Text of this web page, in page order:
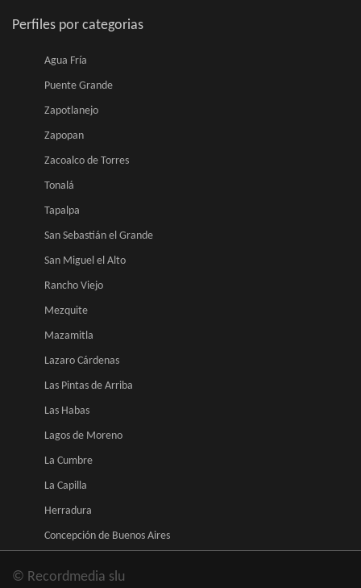
Perfiles por categorias
Agua Fría
Puente Grande
Zapotlanejo
Zapopan
Zacoalco de Torres
Tonalá
Tapalpa
San Sebastián el Grande
San Miguel el Alto
Rancho Viejo
Mezquite
Mazamitla
Lazaro Cárdenas
Las Pintas de Arriba
Las Habas
Lagos de Moreno
La Cumbre
La Capilla
Herradura
Concepción de Buenos Aires
© Recordmedia slu